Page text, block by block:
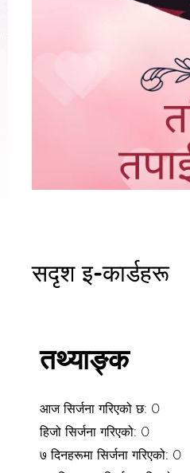
सदृश इ-कार्डहरू
तथ्याङ्क
आज सिर्जना गरिएको छ: 0
हिजो सिर्जना गरिएको: 0
७ दिनहरूमा सिर्जना गरिएको: 0